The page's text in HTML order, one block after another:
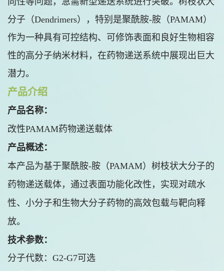
分子（Dendrimers），特别是聚酰胺-胺（PAMAM）
作为一种具有可控结构、可修饰表面和良好生物相容
性的高分子纳米材料，在药物递送系统中展现出巨大
潜力。
产品介绍
产品名称：
改性PAMAM药物递送载体
产品概述：
本产品为基于聚酰胺-胺（PAMAM）树枝状大分子的
药物递送载体，通过表面功能化改性，实现对疏水
性、小分子和生物大分子药物的高效包载与靶向释
放。
技术参数：
分子代数：G2-G7可选